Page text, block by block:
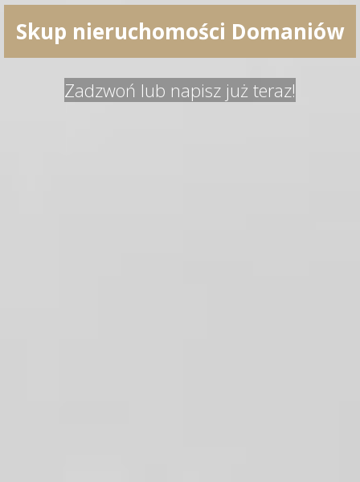
Skup nieruchomości Domaniów
Zadzwoń lub napisz już teraz!